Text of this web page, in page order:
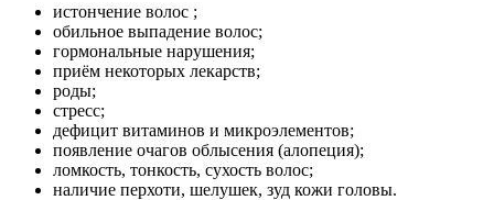
истончение волос ;
обильное выпадение волос;
гормональные нарушения;
приём некоторых лекарств;
роды;
стресс;
дефицит витаминов и микроэлементов;
появление очагов облысения (алопеция);
ломкость, тонкость, сухость волос;
наличие перхоти, шелушек, зуд кожи головы.